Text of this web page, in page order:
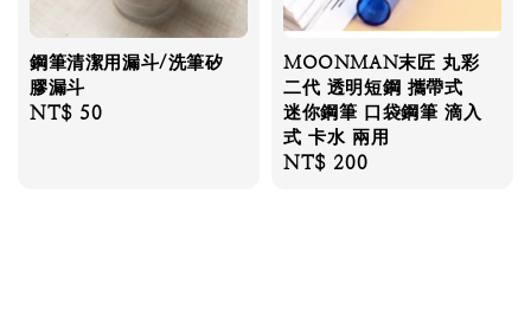
鋼筆清潔用漏斗/洗筆矽
膠漏斗
Regular
NT$ 50
MOONMAN末匠 丸彩
二代 透明短鋼 攜帶式
迷你鋼筆 口袋鋼筆 滴入
式 卡水 兩用
Regular
NT$ 200